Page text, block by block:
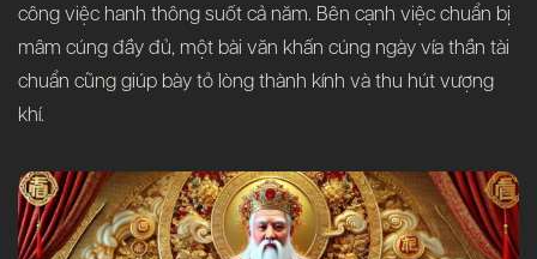
công việc hanh thông suốt cả năm. Bên cạnh việc chuẩn bị
mâm cúng đầy đủ, một bài văn khấn cúng ngày vía thần tài
chuẩn cũng giúp bày tỏ lòng thành kính và thu hút vượng
khí.